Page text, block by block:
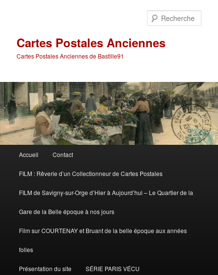
Cartes Postales Anciennes
Cartes Postales Anciennes de Bastille91
principal
Accueil Contact
FILM : Rêverie d’un Collectionneur de Cartes Postales
FILM de Savigny-sur-Orge d’Hier à Aujourd’hui – Le Quartier de la
Gare de la Belle époque à nos jours
Film sur COURTENAY et Bruant de la belle époque aux années
folles
Présentation du site SÉRIE PARIS VÉCU